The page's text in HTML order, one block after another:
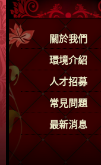
關於我們
環境介紹
人才招募
常見問題
最新消息